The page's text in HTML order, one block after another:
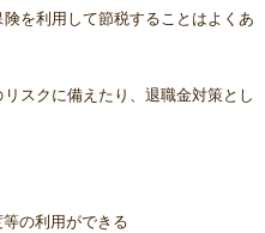
を利用して節税することはよくあ
スクに備えたり、退職金対策とし
の利用ができる